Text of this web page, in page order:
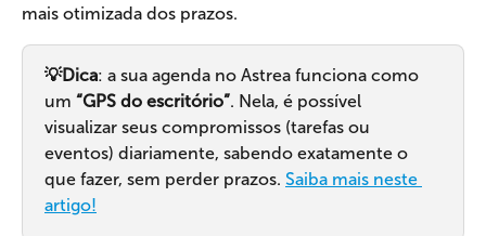
mais otimizada dos prazos.
💡Dica: a sua agenda no Astrea funciona como
um “GPS do escritório”. Nela, é possível
visualizar seus compromissos (tarefas ou
eventos) diariamente, sabendo exatamente o
que fazer, sem perder prazos. Saiba mais neste
artigo!